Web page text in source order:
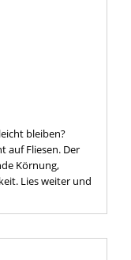
bleiben?
auf Fliesen. Der
Körnung,
Lies weiter und